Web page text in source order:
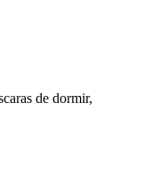
de dormir,